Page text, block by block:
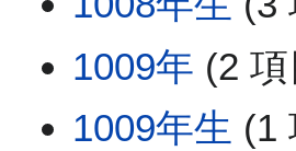
1009年 (2
1009年生 (1